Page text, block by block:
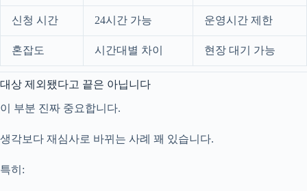
신청 시간 24시간 가능 운영시간 제한
혼잡도 시간대별 차이 현장 대기 가능
대상 제외됐다고 끝은 아닙니다
이 부분 진짜 중요합니다.
생각보다 재심사로 바뀌는 사례 꽤 있습니다.
특히: